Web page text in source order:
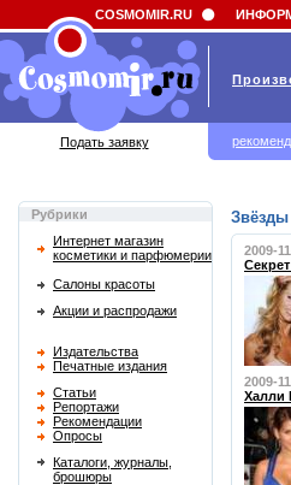
Field 'news_title' doesn't have a default value
Рубрики
Интернет магазин
косметики и парфюмерии
Салоны красоты
Акции и распродажи
Издательства
Печатные издания
Статьи
Репортажи
Рекомендации
Опросы
Каталоги, журналы,
брошюры
2009-
2009-
Халли
COSMOMIR.RU
Подать заявку